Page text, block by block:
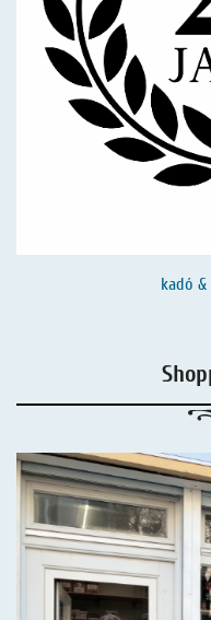
kadó &